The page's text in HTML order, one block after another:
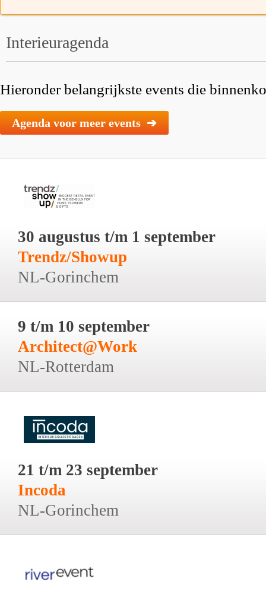
Interieuragenda
Hieronder belangrijkste events die
Agenda voor meer events ➔
30 augustus t/m 1 september
Trendz/Showup
NL-Gorinchem
9 t/m 10 september
Architect@Work
NL-Rotterdam
21 t/m 23 september
Incoda
NL-Gorinchem